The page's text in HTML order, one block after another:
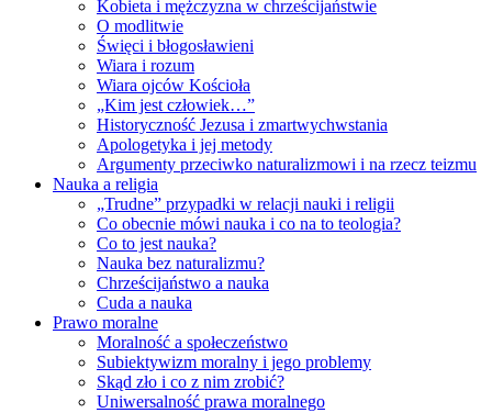
Kobieta i mężczyzna w chrześcijaństwie
O modlitwie
Święci i błogosławieni
Wiara i rozum
Wiara ojców Kościoła
„Kim jest człowiek…”
Historyczność Jezusa i zmartwychwstania
Apologetyka i jej metody
Argumenty przeciwko naturalizmowi i na rzecz teizmu
Nauka a religia
„Trudne” przypadki w relacji nauki i religii
Co obecnie mówi nauka i co na to teologia?
Co to jest nauka?
Nauka bez naturalizmu?
Chrześcijaństwo a nauka
Cuda a nauka
Prawo moralne
Moralność a społeczeństwo
Subiektywizm moralny i jego problemy
Skąd zło i co z nim zrobić?
Uniwersalność prawa moralnego